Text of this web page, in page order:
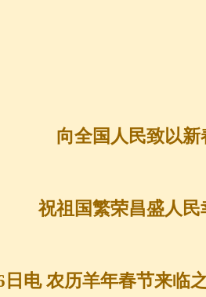
向全国人民致以新
祝祖国繁荣昌盛人民
日电 农历羊年春节来临